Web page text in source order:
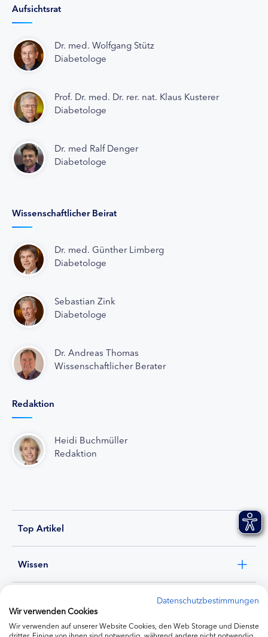
Aufsichtsrat
Dr. med. Wolfgang Stütz
Diabetologe
Prof. Dr. med. Dr. rer. nat. Klaus Kusterer
Diabetologe
Dr. med Ralf Denger
Diabetologe
Wissenschaftlicher Beirat
Dr. med. Günther Limberg
Diabetologe
Sebastian Zink
Diabetologe
Dr. Andreas Thomas
Wissenschaftlicher Berater
Redaktion
Heidi Buchmüller
Redaktion
Top Artikel
Wissen
Datenschutzbestimmungen
Wir verwenden Cookies
Wir verwenden auf unserer Website Cookies, den Web Storage und Dienste
dritter. Einige von ihnen sind notwendig, während andere nicht notwendig